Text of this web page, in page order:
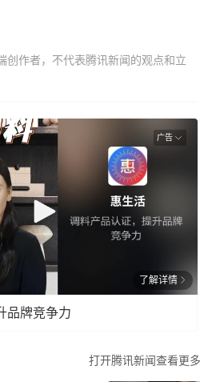
创作者，不代表腾讯新闻的观点和立
广告
了解详情
品牌竞争力
打开腾讯新闻查看更多